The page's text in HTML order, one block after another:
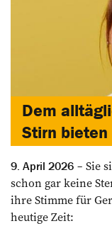
Dem
Stirn bieten
9. April 2026
Sie
schon gar keine
ihre Stimme für
heutige Zeit: